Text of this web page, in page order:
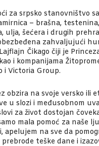
za srpsko stanovništvo
– brašna,
ulja, šećera i drugih
zahvaljujući
Čikago čiji je
i kompanijama
i Victoria Group.
obzira na svoje versko ili
u slozi i međusobnom
za život dostojan
mala pomoć za naše
apelujem na sve da
teške dane i